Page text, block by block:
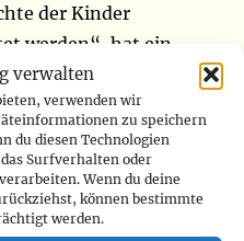
verwalten
verwenden wir
zu speichern
du diesen Technologien
Surfverhalten oder
Wenn du deine
können bestimmte
werden.
der Kinder
werden“, hat ein
gewünscht
kongolesischen
wurde am
vom